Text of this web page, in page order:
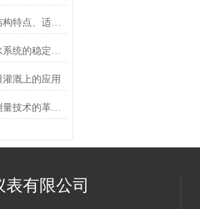
巴氏计量槽性能分析：结构特点、适用场景与运维要点
巴氏计量槽如何确保排水系统的稳定性和安全性？
溉上的应用
超声波明渠流量计水利测量技术的革新与应用
有限公司